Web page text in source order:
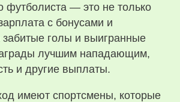
футболиста — это не только
с бонусами и
голы и выигранные
лучшим нападающим,
и другие выплаты.
имеют спортсмены, которые